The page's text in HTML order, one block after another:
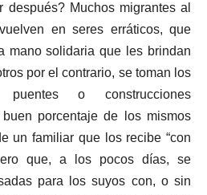
Muchos migrantes al
en seres erráticos, que
mano solidaria que les brindan
por el contrario, se toman los
o construcciones
porcentaje de los mismos
un familiar que los recibe “con
que, a los pocos días, se
para los suyos con, o sin